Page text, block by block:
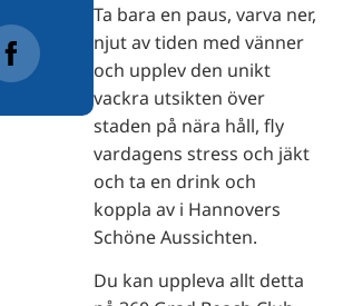
Ta bara en paus, varva ner,
njut av tiden med vänner
och upplev den unikt
vackra utsikten över
staden på nära håll, fly
vardagens stress och jäkt
och ta en drink och
koppla av i Hannovers
Schöne Aussichten.
Du kan uppleva allt detta